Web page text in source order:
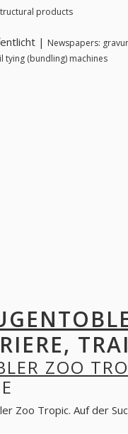
products
| Newspapers:
tying (bundling) machines
ZOO
Zoo Tropic. Auf der